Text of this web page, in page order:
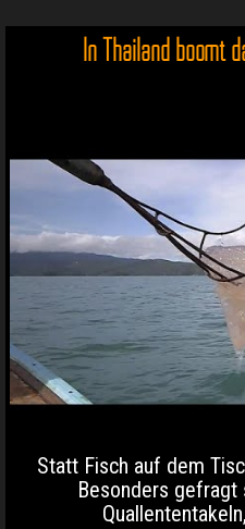
In Thailand boomt
Statt Fisch auf dem
Besonders gefragt